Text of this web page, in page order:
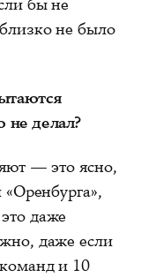
бы не
не было
не делал?
— это ясно,
даже
даже если
и 10